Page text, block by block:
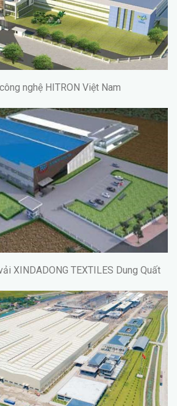
nghệ HITRON Việt Nam
XINDADONG TEXTILES Dung Quất